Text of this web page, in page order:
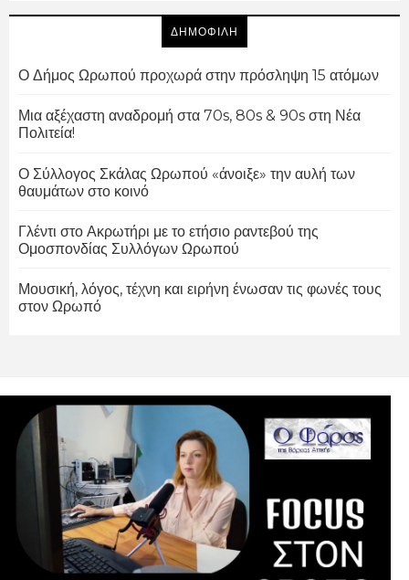
ΔΗΜΟΦΙΛΗ
Ο Δήμος Ωρωπού προχωρά στην πρόσληψη 15 ατόμων
Μια αξέχαστη αναδρομή στα 70s, 80s & 90s στη Νέα
Πολιτεία!
Ο Σύλλογος Σκάλας Ωρωπού «άνοιξε» την αυλή των
θαυμάτων στο κοινό
Γλέντι στο Ακρωτήρι με το ετήσιο ραντεβού της
Ομοσπονδίας Συλλόγων Ωρωπού
Μουσική, λόγος, τέχνη και ειρήνη ένωσαν τις φωνές τους
στον Ωρωπό